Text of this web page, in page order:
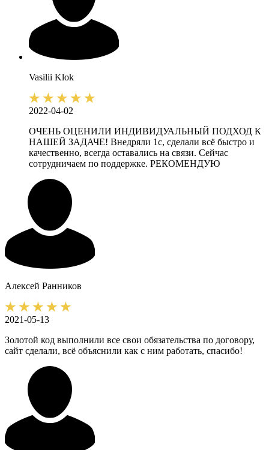
Vasilii Klok
2022-04-02
ОЧЕНЬ ОЦЕНИЛИ ИНДИВИДУАЛЬНЫЙ ПОДХОД К
НАШЕЙ ЗАДАЧЕ! Внедряли 1с, сделали всё быстро и
качественно, всегда оставались на связи. Сейчас
сотрудничаем по поддержке. РЕКОМЕНДУЮ
Алексей Ранников
2021-05-13
Золотой код выполнили все свои обязательства по договору,
сайт сделали, всё объяснили как с ним работать, спасибо!